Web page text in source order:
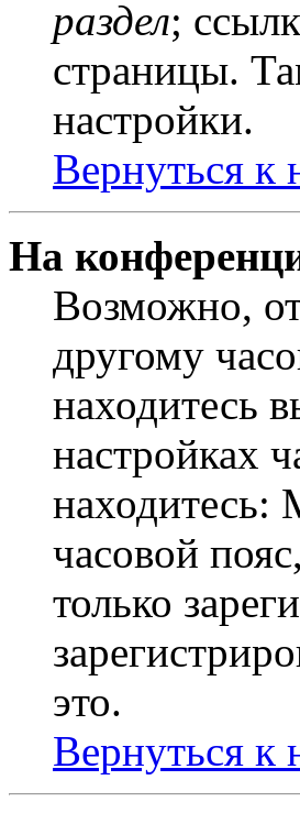
раздел;
страницы.
настройки.
Вернуться к
На
Возможно,
другому
находитесь
настройках
находитесь:
часовой
только
это.
Вернуться к